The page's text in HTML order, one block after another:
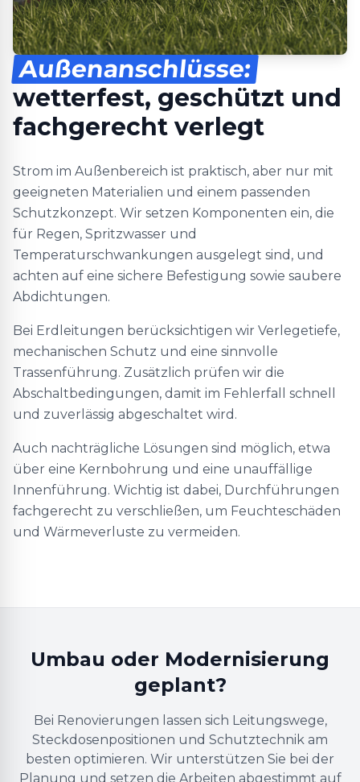
Außenanschlüsse:
wetterfest, geschützt und
fachgerecht verlegt
Strom im Außenbereich ist praktisch, aber nur mit
geeigneten Materialien und einem passenden
Schutzkonzept. Wir setzen Komponenten ein, die
für Regen, Spritzwasser und
Temperaturschwankungen ausgelegt sind, und
achten auf eine sichere Befestigung sowie saubere
Abdichtungen.
Bei Erdleitungen berücksichtigen wir Verlegetiefe,
mechanischen Schutz und eine sinnvolle
Trassenführung. Zusätzlich prüfen wir die
Abschaltbedingungen, damit im Fehlerfall schnell
und zuverlässig abgeschaltet wird.
Auch nachträgliche Lösungen sind möglich, etwa
über eine Kernbohrung und eine unauffällige
Innenführung. Wichtig ist dabei, Durchführungen
fachgerecht zu verschließen, um Feuchteschäden
und Wärmeverluste zu vermeiden.
Umbau oder Modernisierung
geplant?
Bei Renovierungen lassen sich Leitungswege,
Steckdosenpositionen und Schutztechnik am
besten optimieren. Wir unterstützen Sie bei der
Planung und setzen die Arbeiten abgestimmt auf